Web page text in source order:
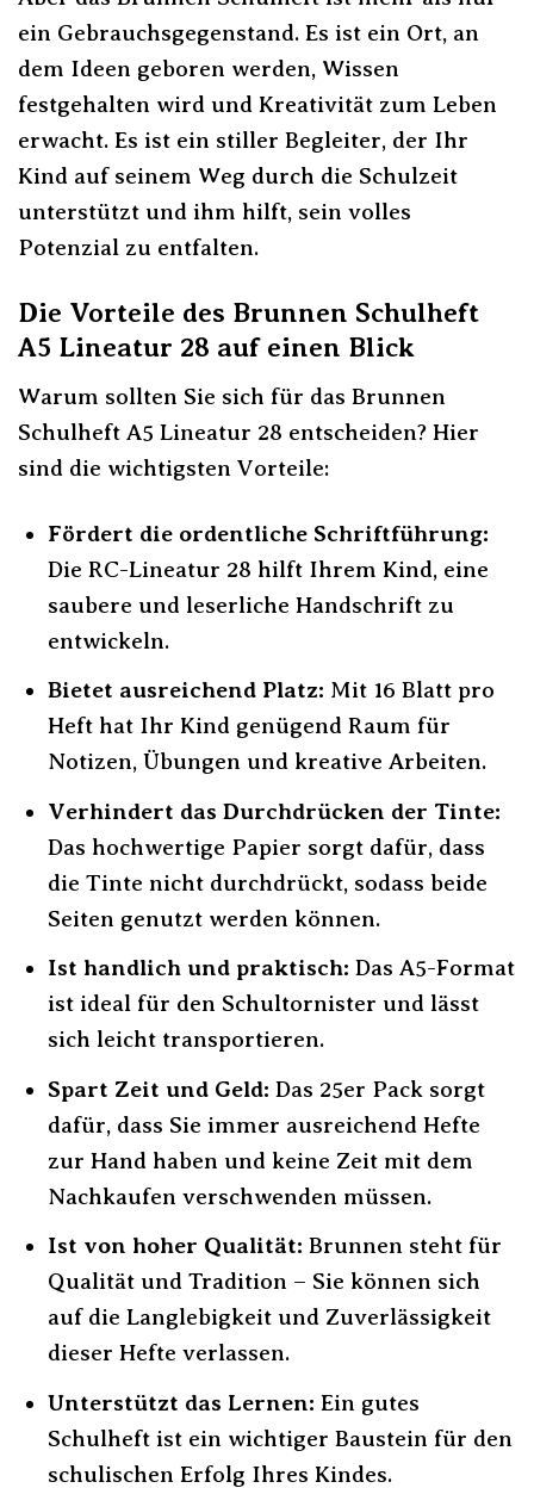
ein Gebrauchsgegenstand. Es ist ein Ort, an
dem Ideen geboren werden, Wissen
festgehalten wird und Kreativität zum Leben
erwacht. Es ist ein stiller Begleiter, der Ihr
Kind auf seinem Weg durch die Schulzeit
unterstützt und ihm hilft, sein volles
Potenzial zu entfalten.
Die Vorteile des Brunnen Schulheft
A5 Lineatur 28 auf einen Blick
Warum sollten Sie sich für das Brunnen
Schulheft A5 Lineatur 28 entscheiden? Hier
sind die wichtigsten Vorteile:
Fördert die ordentliche Schriftführung:
Die RC-Lineatur 28 hilft Ihrem Kind, eine
saubere und leserliche Handschrift zu
entwickeln.
Bietet ausreichend Platz: Mit 16 Blatt pro
Heft hat Ihr Kind genügend Raum für
Notizen, Übungen und kreative Arbeiten.
Verhindert das Durchdrücken der Tinte:
Das hochwertige Papier sorgt dafür, dass
die Tinte nicht durchdrückt, sodass beide
Seiten genutzt werden können.
Ist handlich und praktisch: Das A5-Format
ist ideal für den Schultornister und lässt
sich leicht transportieren.
Spart Zeit und Geld: Das 25er Pack sorgt
dafür, dass Sie immer ausreichend Hefte
zur Hand haben und keine Zeit mit dem
Nachkaufen verschwenden müssen.
Ist von hoher Qualität: Brunnen steht für
Qualität und Tradition – Sie können sich
auf die Langlebigkeit und Zuverlässigkeit
dieser Hefte verlassen.
Unterstützt das Lernen: Ein gutes
Schulheft ist ein wichtiger Baustein für den
schulischen Erfolg Ihres Kindes.